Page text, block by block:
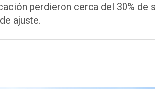
perdieron cerca del 30% de
ajuste.